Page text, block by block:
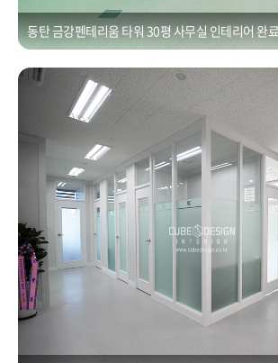
동탄 금강펜테리움 타워 30평 사무실 인테리어 완
동탄더퍼스트타워인테리어ㆍBefore & After 비
Posted on2021년 1월 1일by CUBEDESIGN